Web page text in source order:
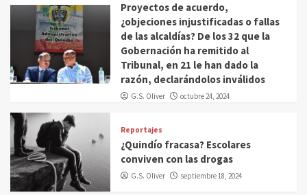
Proyectos de acuerdo,
¿objeciones injustificadas o fallas
de las alcaldías? De los 32 que la
Gobernación ha remitido al
Tribunal, en 21 le han dado la
razón, declarándolos inválidos
G.S. Oliver octubre 24, 2024
Reportajes
¿Quindío fracasa? Escolares
conviven con las drogas
G.S. Oliver septiembre 18, 2024